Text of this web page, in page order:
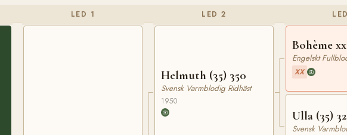
LED 1 LED 2
Helmuth (35) 350
Svensk Varmblodig Ridhäst
1950
Bohème xx
Engelskt
XX
Ulla (35)
Svensk